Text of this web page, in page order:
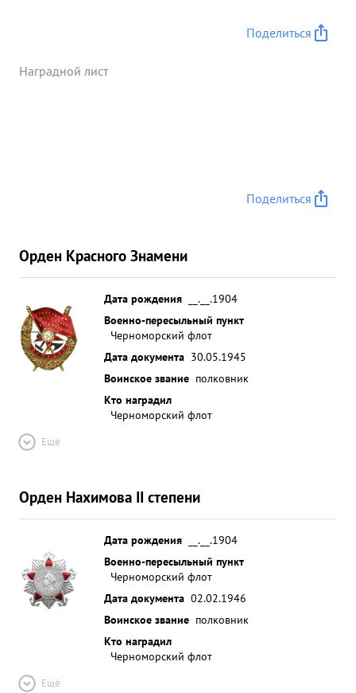
своего участка так и соседних. Последние бои
булваре и в районе 35-й батареи, где отбивались
Поделиться
Наградной лист
Поделиться
Орден Красного Знамени
Дата рождения
__.__.1904
Военно-пересыльный пункт
Черноморский флот
Дата документа 30.05.1945
Воинское звание полковник
Кто наградил
Черноморский флот
Ещё
Орден Нахимова II степени
Дата рождения
__.__.1904
Военно-пересыльный пункт
Черноморский флот
Дата документа 02.02.1946
Воинское звание полковник
Кто наградил
Черноморский флот
Ещё